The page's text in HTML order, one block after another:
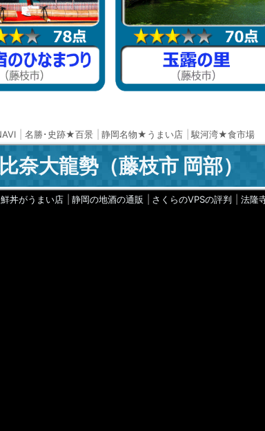
名勝･史跡★百景 静岡名物★うまい店 駿河湾★食市場
奈大龍勢（藤枝市 岡部）
丼がうまい店 静岡の地酒の通販 さくらのVPSの評判 法隆